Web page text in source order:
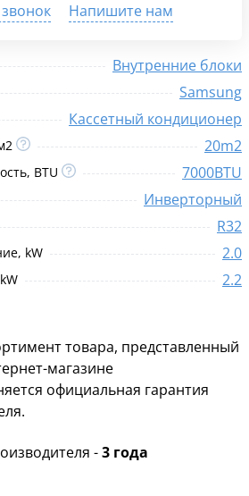
Внутренние блоки
Samsung
Кассетный кондиционер
20m2
BTU 7000BTU
Инверторный
R32
kW 2.0
2.2
товара, представленный
магазине
официальная гарантия
-3 года
Напишите нам